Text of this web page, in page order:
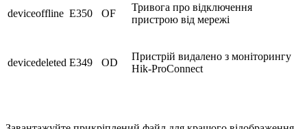
deviceoffline E350 OF
Тривога про відключення
пристрою від мережі
devicedeleted E349 OD
Пристрій видалено з моніторингу
Hik-ProConnect